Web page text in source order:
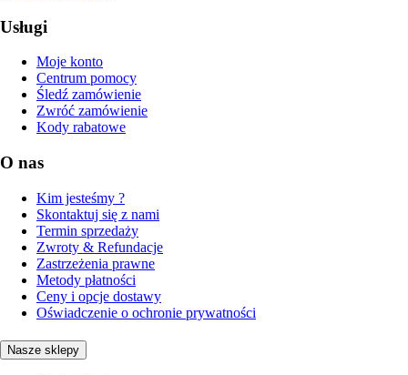
Usługi
Moje konto
Centrum pomocy
Śledź zamówienie
Zwróć zamówienie
Kody rabatowe
O nas
Kim jesteśmy ?
Skontaktuj się z nami
Termin sprzedaży
Zwroty & Refundacje
Zastrzeżenia prawne
Metody płatności
Ceny i opcje dostawy
Oświadczenie o ochronie prywatności
Nasze sklepy